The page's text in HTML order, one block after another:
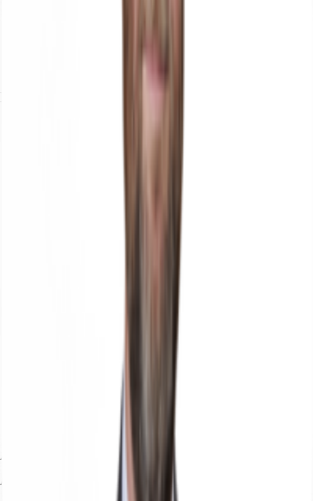
Agenti
Andrea Molinari